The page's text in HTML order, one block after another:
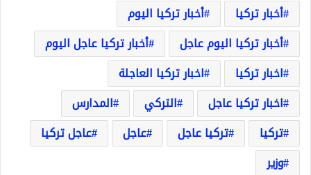
أخبار تركيا
أخبار تركيا اليوم
أخبار تركيا اليوم عاجل
أخبار تركيا عاجل اليوم
اخبار تركيا
اخبار تركيا العاجلة
اخبار تركيا عاجل
التركي
المدارس
تركيا
تركيا عاجل عاجل
عاجل تركيا
وزير